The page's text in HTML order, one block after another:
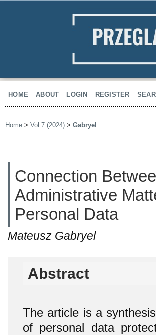
HOME ABOUT LOGIN REGISTER
Home > Vol 7 (2024) > Gabryel
Connection
Administrative
Personal Data
Mateusz Gabryel
Abstract
The article is a
of personal data